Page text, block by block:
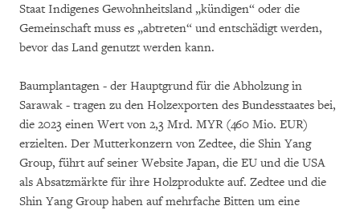
Staat Indigenes Gewohnheitsland „kündigen“ oder die
Gemeinschaft muss es „abtreten“ und entschädigt werden,
bevor das Land genutzt werden kann.
Baumplantagen - der Hauptgrund für die Abholzung in
Sarawak - tragen zu den Holzexporten des Bundesstaates bei,
die 2023 einen Wert von 2,3 Mrd. MYR (460 Mio. EUR)
erzielten. Der Mutterkonzern von Zedtee, die Shin Yang
Group, führt auf seiner Website Japan, die EU und die USA
als Absatzmärkte für ihre Holzprodukte auf. Zedtee und die
Shin Yang Group haben auf mehrfache Bitten um eine